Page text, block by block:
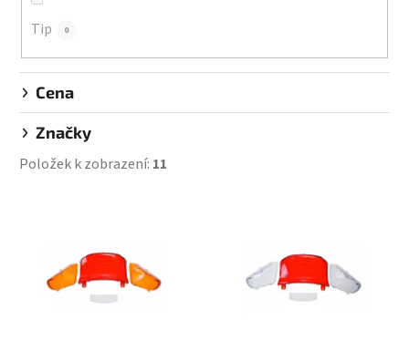
Tip 0
Cena
Značky
Položek k zobrazení: 11